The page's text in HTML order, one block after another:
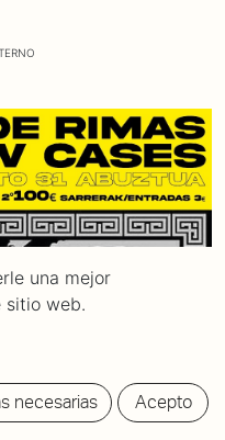
una mejor
sitio web.
necesarias Acepto